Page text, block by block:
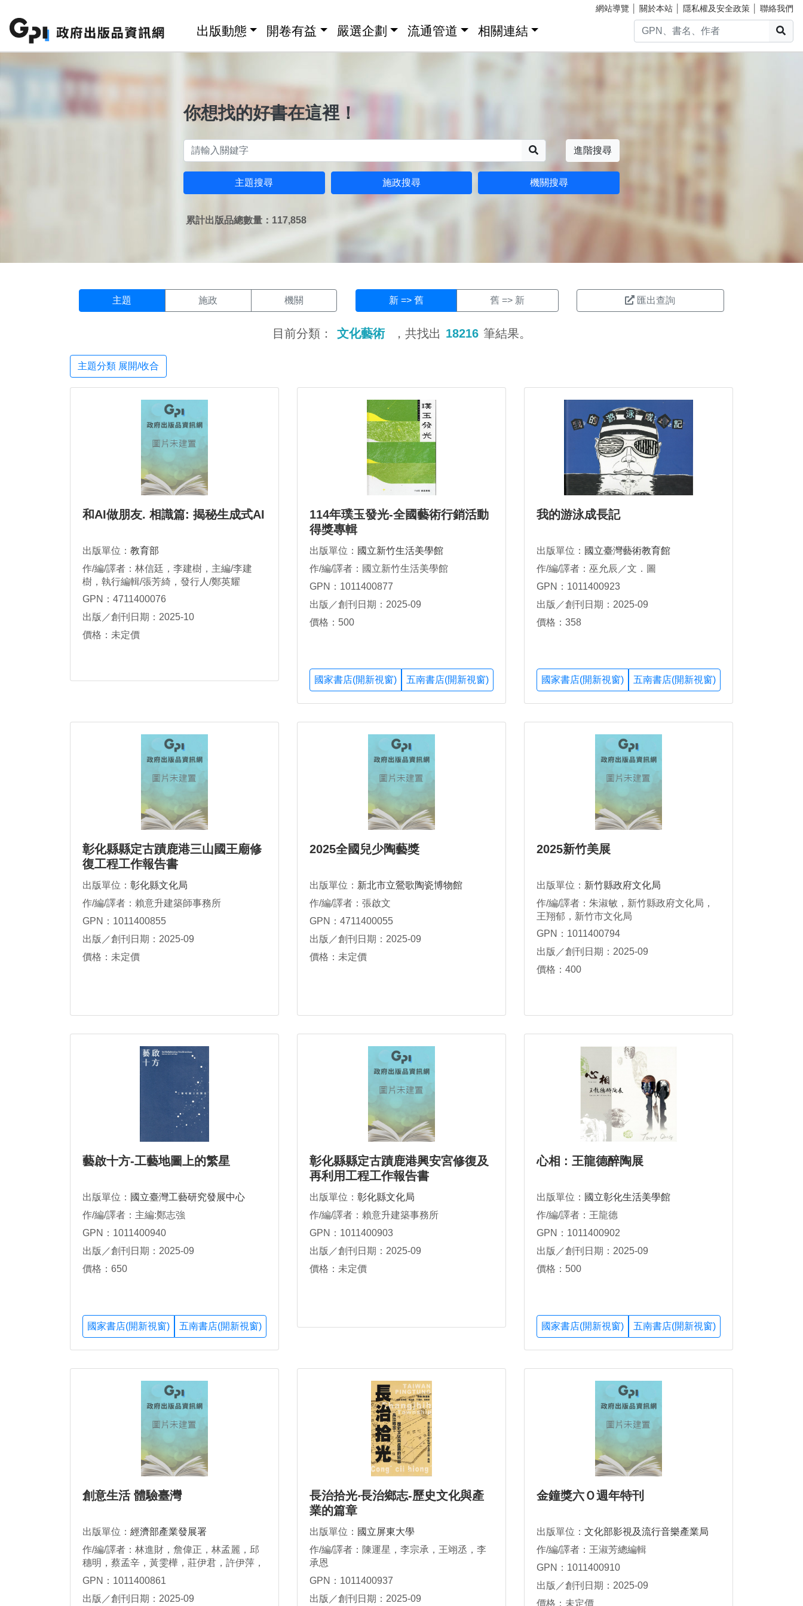
網站導覽 關於本站 隱私權及安全政策 聯絡我們
出版動態 開卷有益 嚴選企劃 流通管道 相關連結
你想找的好書在這裡！
進階搜尋
主題搜尋 施政搜尋 機關搜尋
累計出版品總數量：117,858
主題 施政 機關 新 => 舊 舊 => 新 匯出查詢
目前分類： 文化藝術 ，共找出 18216 筆結果。
主題分類 展開/收合
和AI做朋友. 相識篇: 揭秘生成式AI
出版單位： 教育部
作/編/譯者：林信廷，李建樹，主編/李建
樹，執行編輯/張芳綺，發行人/鄭英耀
GPN：4711400076
出版／創刊日期：2025-10
價格：未定價
114年璞玉發光-全國藝術行銷活動
得獎專輯
出版單位： 國立新竹生活美學館
作/編/譯者：國立新竹生活美學館
GPN：1011400877
出版／創刊日期：2025-09
價格：500
國家書店(開新視窗) 五南書店(開新視窗)
我的游泳成長記
出版單位： 國立臺灣藝術教育館
作/編/譯者：巫允辰／文．圖
GPN：1011400923
出版／創刊日期：2025-09
價格：358
國家書店(開新視窗) 五南書店(開新視窗)
彰化縣縣定古蹟鹿港三山國王廟修
復工程工作報告書
出版單位： 彰化縣文化局
作/編/譯者：賴意升建築師事務所
GPN：1011400855
出版／創刊日期：2025-09
價格：未定價
2025全國兒少陶藝獎
出版單位： 新北市立鶯歌陶瓷博物館
作/編/譯者：張啟文
GPN：4711400055
出版／創刊日期：2025-09
價格：未定價
2025新竹美展
出版單位： 新竹縣政府文化局
作/編/譯者：朱淑敏，新竹縣政府文化局，
王翔郁，新竹市文化局
GPN：1011400794
出版／創刊日期：2025-09
價格：400
藝啟十方-工藝地圖上的繁星
出版單位： 國立臺灣工藝研究發展中心
作/編/譯者：主編:鄭志強
GPN：1011400940
出版／創刊日期：2025-09
價格：650
國家書店(開新視窗) 五南書店(開新視窗)
彰化縣縣定古蹟鹿港興安宮修復及
再利用工程工作報告書
出版單位： 彰化縣文化局
作/編/譯者：賴意升建築事務所
GPN：1011400903
出版／創刊日期：2025-09
價格：未定價
心相 : 王龍德醉陶展
出版單位： 國立彰化生活美學館
作/編/譯者：王龍德
GPN：1011400902
出版／創刊日期：2025-09
價格：500
國家書店(開新視窗) 五南書店(開新視窗)
創意生活 體驗臺灣
出版單位： 經濟部產業發展署
作/編/譯者：林進財，詹偉正，林孟麗，邱
穗明，蔡孟辛，黃雯樺，莊伊君，許伊萍，
陳維竑
GPN：1011400861
出版／創刊日期：2025-09
長治拾光‧長治鄉志-歷史文化與產
業的篇章
出版單位： 國立屏東大學
作/編/譯者：陳運星，李宗承，王翊丞，李
承恩
GPN：1011400937
出版／創刊日期：2025-09
金鐘獎六Ｏ週年特刊
出版單位： 文化部影視及流行音樂產業局
作/編/譯者：王淑芳總編輯
GPN：1011400910
出版／創刊日期：2025-09
價格：未定價